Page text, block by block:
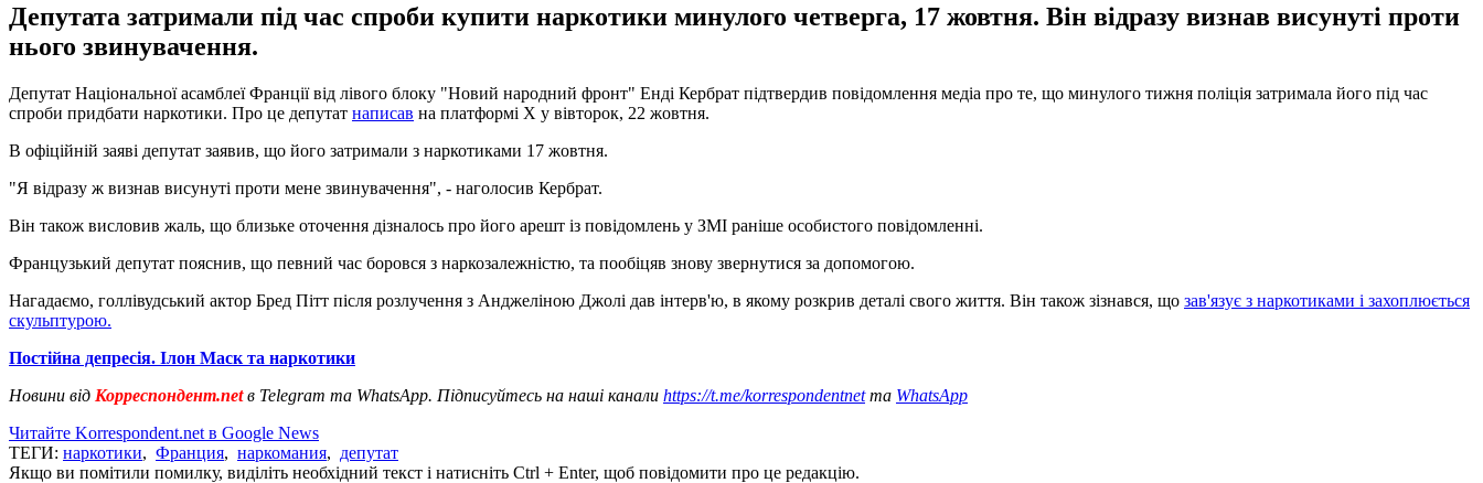
Депутата затримали під час спроби купити наркотики минулого четверга, 17 жовтня. Він відразу визнав висунуті проти
нього звинувачення.
Депутат Національної асамблеї Франції від лівого блоку "Новий народний фронт" Енді Кербрат підтвердив повідомлення медіа про те, що минулого тижня поліція затримала його під час
спроби придбати наркотики. Про це депутат написав на платформі X у вівторок, 22 жовтня.
В офіційній заяві депутат заявив, що його затримали з наркотиками 17 жовтня.
"Я відразу ж визнав висунуті проти мене звинувачення", - наголосив Кербрат.
Він також висловив жаль, що близьке оточення дізналось про його арешт із повідомлень у ЗМІ раніше особистого повідомленні.
Французький депутат пояснив, що певний час боровся з наркозалежністю, та пообіцяв знову звернутися за допомогою.
Нагадаємо, голлівудський актор Бред Пітт після розлучення з Анджеліною Джолі дав інтерв'ю, в якому розкрив деталі свого життя. Він також зізнався, що зав'язує з наркотиками і захоплюється
скульптурою.
Постійна депресія. Ілон Маск та наркотики
Новини від Корреспондент.netв Telegram та WhatsApp. Підписуйтесь на наші канали https://t.me/korrespondentnetта WhatsApp
Читайте Korrespondent.net в Google News
ТЕГИ: наркотики, Франция, наркомания, депутат
Якщо ви помітили помилку, виділіть необхідний текст і натисніть Ctrl + Enter, щоб повідомити про це редакцію.